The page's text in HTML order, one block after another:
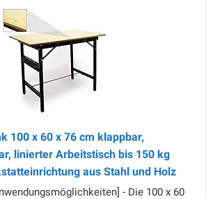
100 x 60 x 76 cm klappbar,
linierter Arbeitstisch bis 150 kg
aus Stahl und Holz
- Die 100 x 60